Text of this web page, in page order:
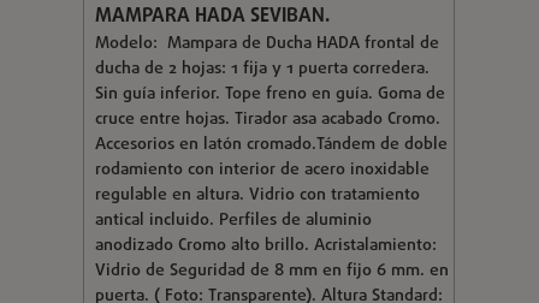
MAMPARA HADA SEVIBAN.
Modelo: Mampara de Ducha HADA frontal de
ducha de 2 hojas: 1 fija y 1 puerta corredera.
Sin guía inferior. Tope freno en guía. Goma de
cruce entre hojas. Tirador asa acabado Cromo.
Accesorios en latón cromado.Tándem de doble
rodamiento con interior de acero inoxidable
regulable en altura. Vidrio con tratamiento
antical incluido. Perfiles de aluminio
anodizado Cromo alto brillo. Acristalamiento:
Vidrio de Seguridad de 8 mm en fijo 6 mm. en
puerta. ( Foto: Transparente). Altura Standard: